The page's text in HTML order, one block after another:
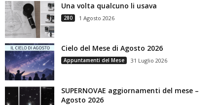
Una volta qualcuno li usava
280 1 Agosto 2026
Cielo del Mese di Agosto 2026
Appuntamenti del Mese 31 Luglio 2026
SUPERNOVAE aggiornamenti del mese –
Agosto 2026